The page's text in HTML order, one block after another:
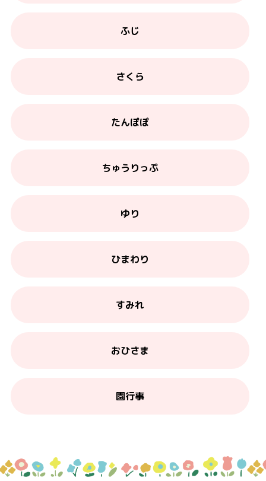
ふじ
さくら
たんぽぽ
ちゅうりっぷ
ゆり
ひまわり
すみれ
おひさま
園行事